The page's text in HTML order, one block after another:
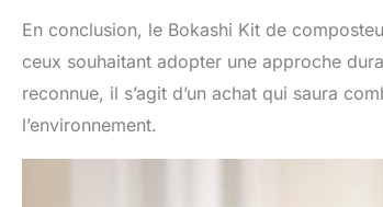
En conclusion, le Bokashi Kit de
ceux souhaitant adopter une approche
reconnue, il s’agit d’un achat qui saura
l’environnement.